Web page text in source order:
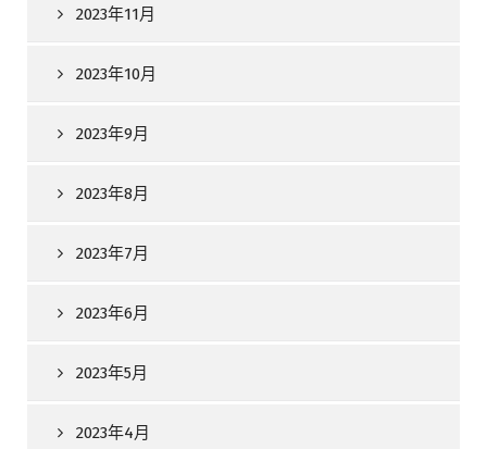
2023年11月
2023年10月
2023年9月
2023年8月
2023年7月
2023年6月
2023年5月
2023年4月